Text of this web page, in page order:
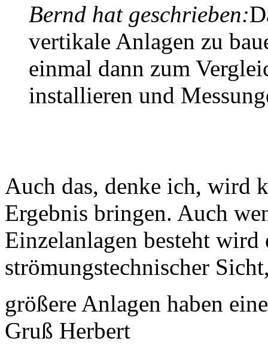
Bernd hat geschrieben:
vertikale Anlagen zu
einmal dann zum
installieren und
Auch das, denke ich, wird
Ergebnis bringen. Auch
Einzelanlagen besteht
strömungstechnischer
größere Anlagen haben
Gruß Herbert